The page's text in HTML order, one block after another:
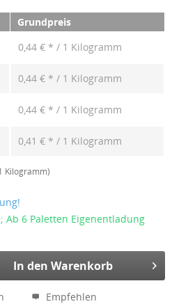
Grundpreis
0,44 € * / 1 Kilogramm
0,44 € * / 1 Kilogramm
0,44 € * / 1 Kilogramm
0,41 € * / 1 Kilogramm
Kilogramm)
Ab 6 Paletten Eigenentladung
In den Warenkorb
Empfehlen